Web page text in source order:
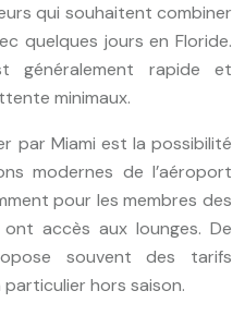
qui souhaitent combiner
quelques jours en Floride.
généralement rapide et
minimaux.
par Miami est la possibilité
modernes de l’aéroport
pour les membres des
accès aux lounges. De
souvent des tarifs
hors saison.